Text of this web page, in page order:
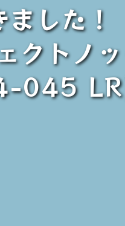
した！
クトノ
045 LR